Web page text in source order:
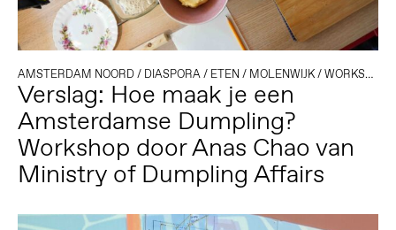
AMSTERDAM NOORD/ DIASPORA/ ETEN/ MOLENWIJK/WORKSHOP
Verslag: Hoe maak je een
Amsterdamse Dumpling?
Workshop door Anas Chao van
Ministry of Dumpling Affairs